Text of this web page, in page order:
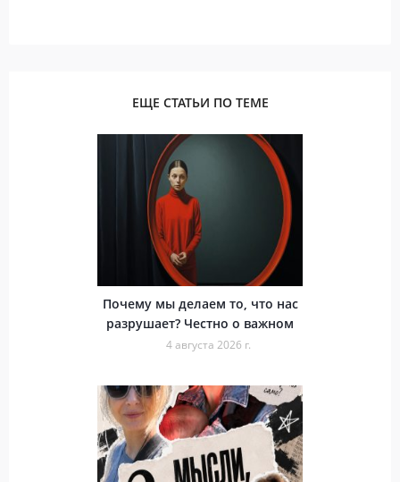
ЕЩЕ СТАТЬИ ПО ТЕМЕ
Почему мы делаем то, что нас
разрушает? Честно о важном
4 августа 2026 г.